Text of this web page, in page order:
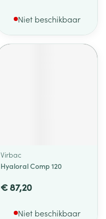
Niet beschikbaar
Virbac
Hyaloral Comp 120
€ 87,20
Niet beschikbaar